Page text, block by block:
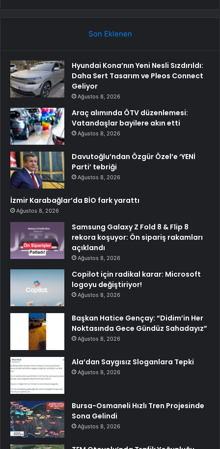
Son Eklenen
Hyundai Kona’nın Yeni Nesli Sızdırıldı:
Daha Sert Tasarım ve Pleos Connect
Geliyor
Ağustos 8, 2026
Araç alımında ÖTV düzenlemesi:
Vatandaşlar bayilere akın etti
Ağustos 8, 2026
Davutoğlu’ndan Özgür Özel’e ‘YENİ
Parti’ tebriği
Ağustos 8, 2026
İzmir Karabağlar’da BİO fark yarattı
Ağustos 8, 2026
Samsung Galaxy Z Fold 8 & Flip 8
rekora koşuyor: Ön sipariş rakamları
açıklandı
Ağustos 8, 2026
Copilot için radikal karar: Microsoft
logoyu değiştiriyor!
Ağustos 8, 2026
Başkan Hatice Gençay: “Didim’in Her
Noktasında Gece Gündüz Sahadayız”
Ağustos 8, 2026
Ala’dan Saygısız Sloganlara Tepki
Ağustos 8, 2026
Bursa-Osmaneli Hızlı Tren Projesinde
Sona Gelindi
Ağustos 8, 2026